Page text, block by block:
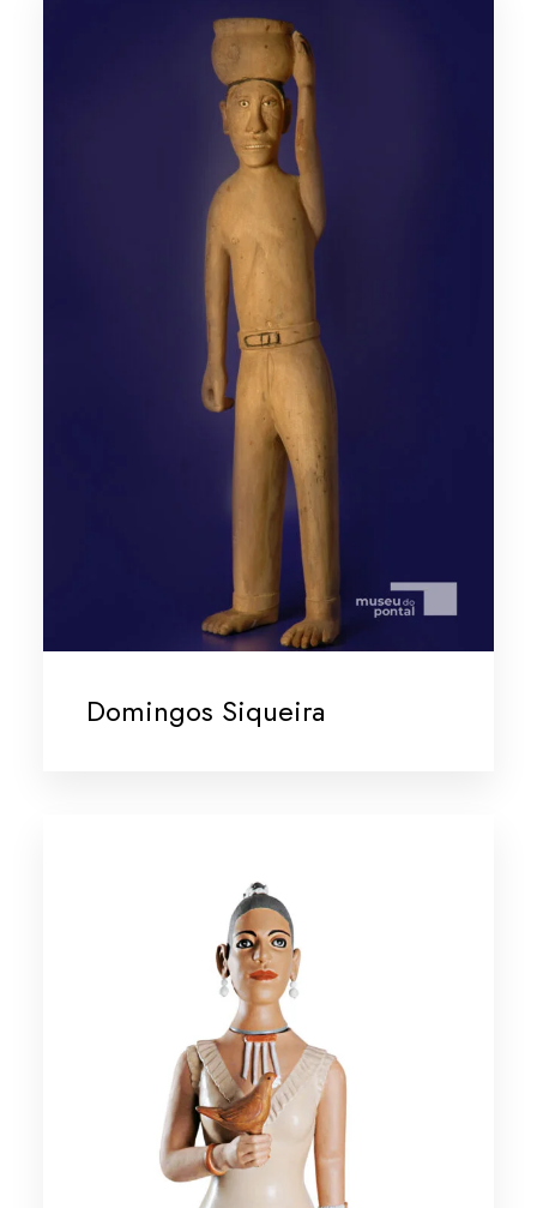
Domingos Siqueira